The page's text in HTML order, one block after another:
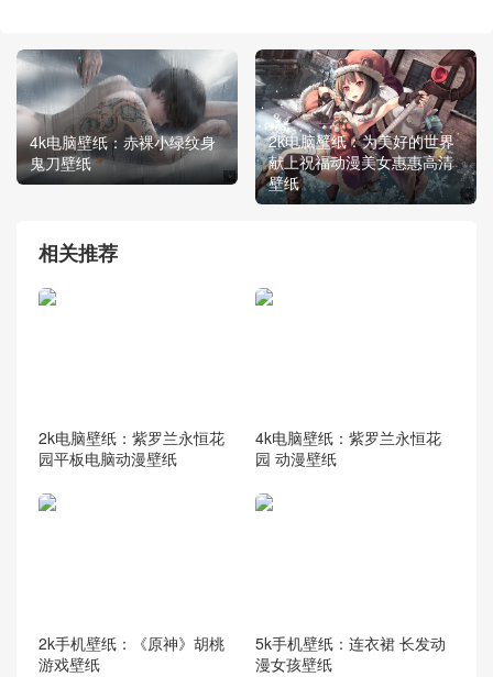
4k电脑壁纸：赤裸小绿纹身
鬼刀壁纸
2k电脑壁纸：为美好的世界
献上祝福动漫美女惠惠高清
壁纸
相关推荐
2k电脑壁纸：紫罗兰永恒花
园平板电脑动漫壁纸
4k电脑壁纸：紫罗兰永恒花
园 动漫壁纸
2k手机壁纸：《原神》胡桃
游戏壁纸
5k手机壁纸：连衣裙 长发动
漫女孩壁纸